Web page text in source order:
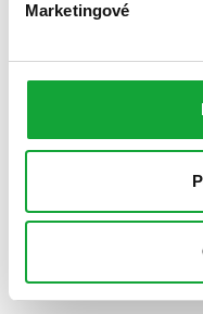
Marketingové